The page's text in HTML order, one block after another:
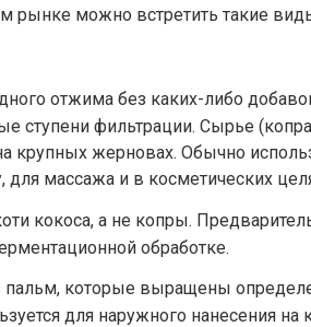
рынке можно встретить такие
отжима без каких-либо
ступени фильтрации. Сырье
крупных жерновах. Обычно
для массажа и в косметических
кокоса, а не копры.
обработке.
пальм, которые выращены
для наружного нанесения на